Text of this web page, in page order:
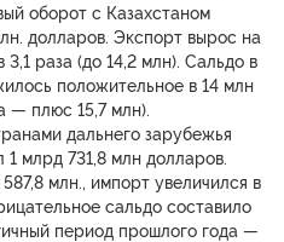
оборот с Казахстаном
долларов. Экспорт вырос на
раза (до 14,2 млн). Сальдо в
положительное в 14 млн
— плюс 15,7 млн).
дальнего зарубежья
1 млрд 731,8 млн долларов.
млн., импорт увеличился в
сальдо составило
период прошлого года —